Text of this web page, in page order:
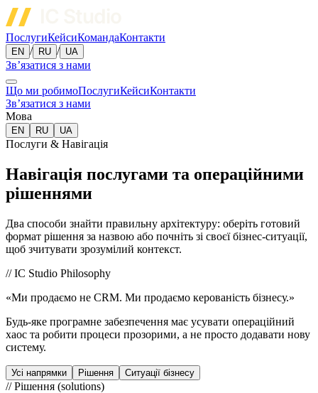
ПослугиКейсиКомандаКонтакти
EN / RU / UA
Зв’язатися з нами
Що ми робимоПослугиКейсиКонтакти
Зв’язатися з нами
Мова
EN RU UA
Послуги & Навігація
Навігація послугами та операційними
рішеннями
Два способи знайти правильну архітектуру: оберіть готовий
формат рішення за назвою або почніть зі своєї бізнес-ситуації,
щоб зчитувати зрозумілий контекст.
// IC Studio Philosophy
«Ми продаємо не CRM. Ми продаємо керованість бізнесу.»
Будь-яке програмне забезпечення має усувати операційний
хаос та робити процеси прозорими, а не просто додавати нову
систему.
Усі напрямки Рішення Ситуації бізнесу
//Рішення (solutions)